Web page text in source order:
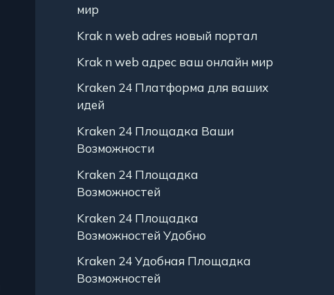
мир
Krak n web adres новый портал
Krak n web адрес ваш онлайн мир
Kraken 24 Платформа для ваших
идей
Kraken 24 Площадка Ваши
Возможности
Kraken 24 Площадка
Возможностей
Kraken 24 Площадка
Возможностей Удобно
Kraken 24 Удобная Площадка
Возможностей